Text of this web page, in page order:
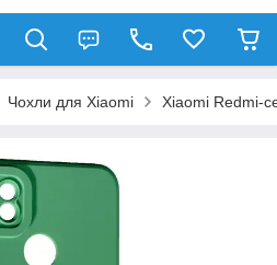
Чохли для Xiaomi Xiaomi Redmi-